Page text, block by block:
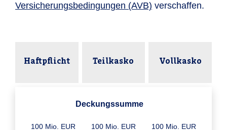
Versicherungsbedingungen (AVB) verschaffen.
Haftpflicht Teilkasko Vollkasko
Deckungssumme
100 Mio. EUR 100 Mio. EUR 100 Mio. EUR